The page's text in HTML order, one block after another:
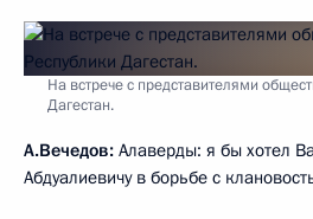
На встрече с представителями
Дагестан.
А.Вечедов: Алаверды: я бы хотел
Абдуалиевичу в борьбе с